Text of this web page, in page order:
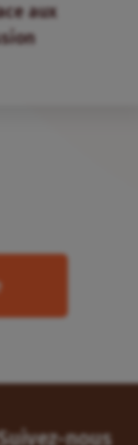
aux
nous